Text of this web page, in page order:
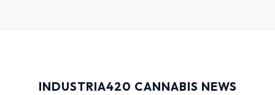
INDUSTRIA420 CANNABIS NEWS